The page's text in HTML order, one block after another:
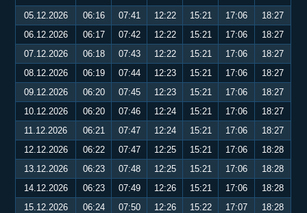
05.12.2026
06:16 07:41 12:22 15:21 17:06
18:27
06.12.2026
06:17 07:42 12:22 15:21 17:06
18:27
07.12.2026
06:18 07:43 12:22 15:21 17:06
18:27
08.12.2026
06:19 07:44 12:23 15:21 17:06
18:27
09.12.2026
06:20 07:45 12:23 15:21 17:06
18:27
10.12.2026
06:20 07:46 12:24 15:21 17:06
18:27
11.12.2026
06:21 07:47 12:24 15:21 17:06
18:27
12.12.2026
06:22 07:47 12:25 15:21 17:06
18:28
13.12.2026
06:23 07:48 12:25 15:21 17:06
18:28
14.12.2026
06:23 07:49 12:26 15:21 17:06
18:28
15.12.2026
06:24 07:50 12:26 15:22 17:07
18:28